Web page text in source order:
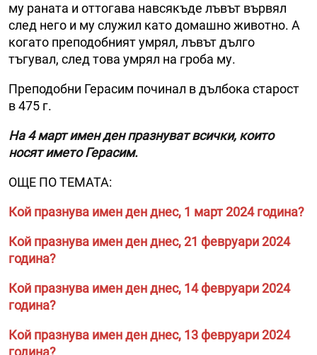
му раната и оттогава навсякъде лъвът вървял
след него и му служил като домашно животно. А
когато преподобният умрял, лъвът дълго
тъгувал, след това умрял на гроба му.
Преподобни Герасим починал в дълбока старост
в 475 г.
На 4 март имен ден празнуват всички, които
носят името Герасим.
ОЩЕ ПО ТЕМАТА:
Кой празнува имен ден днес, 1 март 2024 година?
Кой празнува имен ден днес, 21 февруари 2024
година?
Кой празнува имен ден днес, 14 февруари 2024
година?
Кой празнува имен ден днес, 13 февруари 2024
година?